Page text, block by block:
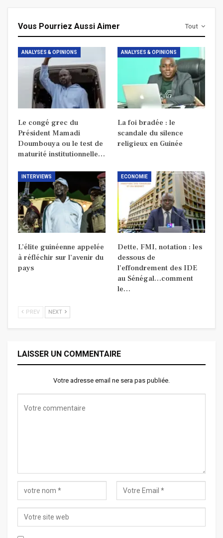
Tout
Vous Pourriez Aussi Aimer
ANALYSES & OPINIONS
Le congé grec du
Président Mamadi
Doumbouya ou le test de
maturité institutionnelle…
ANALYSES & OPINIONS
La foi bradée : le
scandale du silence
religieux en Guinée
INTERVIEWS
L’élite guinéenne appelée
à réfléchir sur l’avenir du
pays
ECONOMIE
Dette, FMI, notation : les
dessous de
l’effondrement des IDE
au Sénégal…comment
le…
PREV NEXT
LAISSER UN COMMENTAIRE
Votre adresse email ne sera pas publiée.